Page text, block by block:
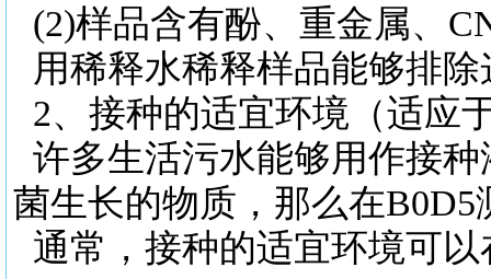
(2)样品含有酚、重金属、
用稀释水稀释样品能够排
2、接种的适宜环境（适应
许多生活污水能够用作接
菌生长的物质，那么在B0D5
通常，接种的适宜环境可